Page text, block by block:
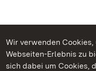
Wir verwenden
Webseiten-Erlebnis zu
sich dabei um Cookies,
Kommen. Staunen.